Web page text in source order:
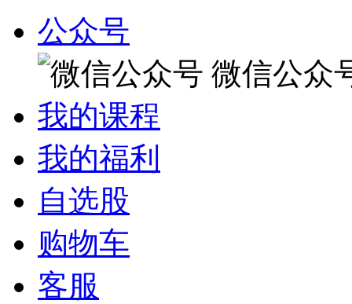
公众号
微信公众
我的课程
我的福利
自选股
购物车
客服